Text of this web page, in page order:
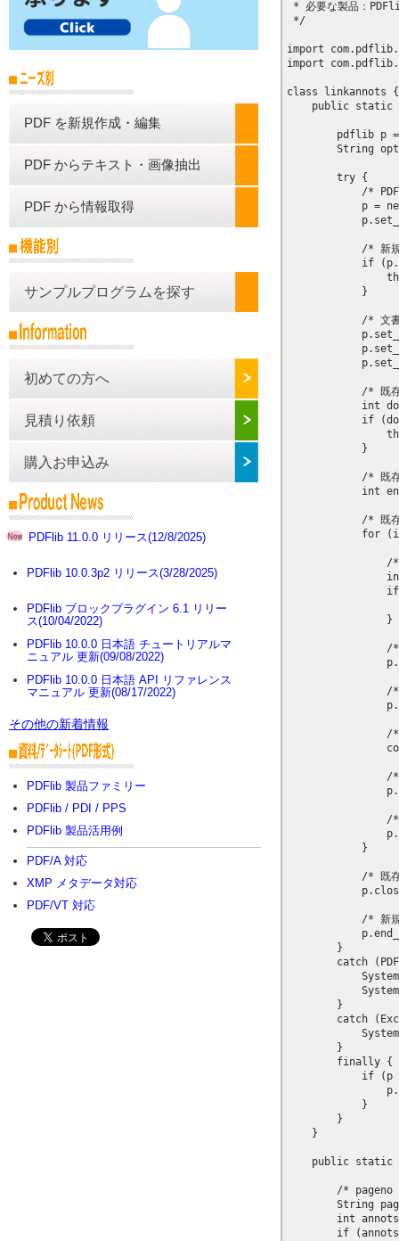
PDF を新規作成・編集
PDF からテキスト・画像抽出
PDF から情報取得
サンプルプログラムを探す
初めての方へ
見積り依頼
購入お申込み
PDFlib 11.0.0 リリース(12/8/2025)
PDFlib 10.0.3p2 リリース(3/28/2025)
PDFlib ブロックプラグイン 6.1 リリー
ス(10/04/2022)
PDFlib 10.0.0 日本語 チュートリアルマ
ニュアル 更新(09/08/2022)
PDFlib 10.0.0 日本語 API リファレンス
マニュアル 更新(08/17/2022)
その他の新着情報
PDFlib 製品ファミリー
PDFlib / PDI / PPS
PDFlib 製品活用例
PDF/A 対応
XMP メタデータ対応
PDF/VT 対応